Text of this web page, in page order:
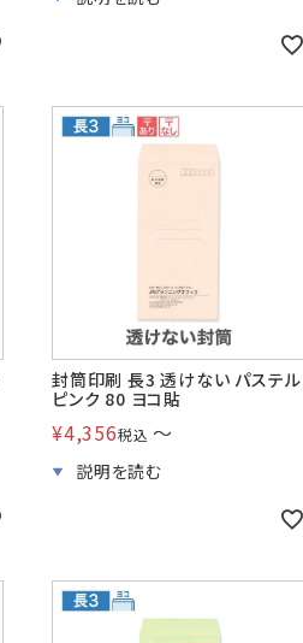
封筒印刷 長3 透けない パステル
ピンク 80 ヨコ貼
¥4,356税込 〜